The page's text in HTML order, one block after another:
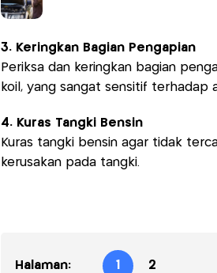
3. Keringkan Bagian Pengapian
Periksa dan keringkan bagian
koil, yang sangat sensitif terhadap
4. Kuras Tangki Bensin
Kuras tangki bensin agar tidak
kerusakan pada tangki.
Halaman: 1 2